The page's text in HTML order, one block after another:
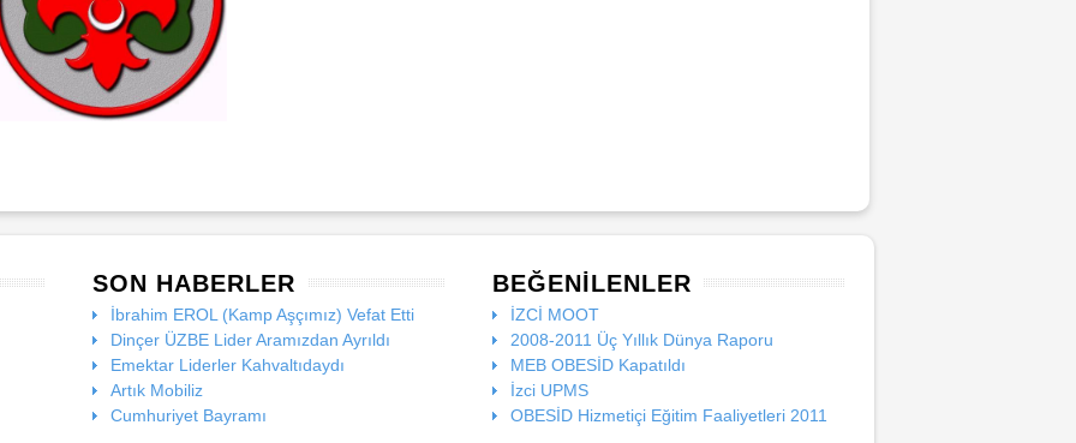
SON HABERLER
İbrahim EROL (Kamp Aşçımız) Vefat Etti
Dinçer ÜZBE Lider Aramızdan Ayrıldı
Emektar Liderler Kahvaltıdaydı
Artık Mobiliz
Cumhuriyet Bayramı
BEĞENILENLER
İZCİ MOOT
2008-2011 Üç Yıllık Dünya Raporu
MEB OBESİD Kapatıldı
İzci UPMS
OBESİD Hizmetiçi Eğitim Faaliyetleri 2011